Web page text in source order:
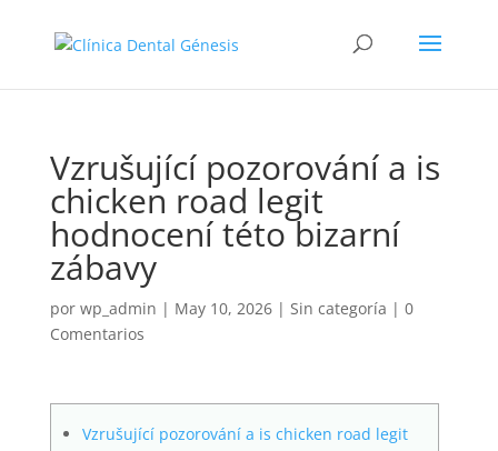
Vzrušující pozorování a is
chicken road legit
hodnocení této bizarní
zábavy
por wp_admin | May 10, 2026| Sin categoría | 0
Comentarios
Vzrušující pozorování a is chicken road legit